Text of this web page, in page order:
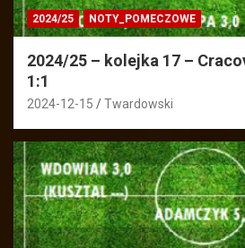
2024/25 NOTY_POMECZOWE
2024/25 – kolejka 17 –
1:1
2024-12-15 Twardowski